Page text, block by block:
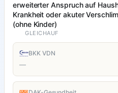
erweiterter Anspruch auf
Krankheit oder akuter
(ohne Kinder)
GLEICHAUF
BKK VDN
—